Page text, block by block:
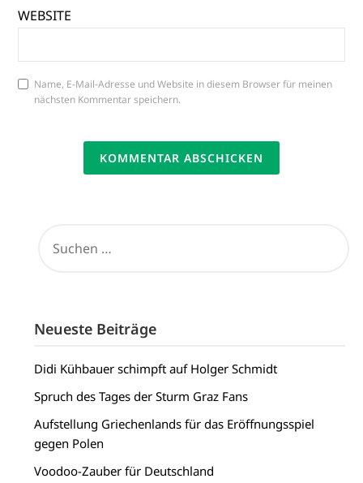
WEBSITE
Name, E-Mail-Adresse und Website in diesem Browser für meinen
nächsten Kommentar speichern.
NACH:
Neueste Beiträge
Didi Kühbauer schimpft auf Holger Schmidt
Spruch des Tages der Sturm Graz Fans
Aufstellung Griechenlands für das Eröffnungsspiel
gegen Polen
Voodoo-Zauber für Deutschland